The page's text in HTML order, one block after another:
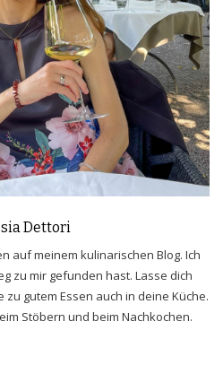
Dettori
auf meinem kulinarischen Blog. Ich
zu mir gefunden hast. Lasse dich
gutem Essen auch in deine Küche.
Stöbern und beim Nachkochen.